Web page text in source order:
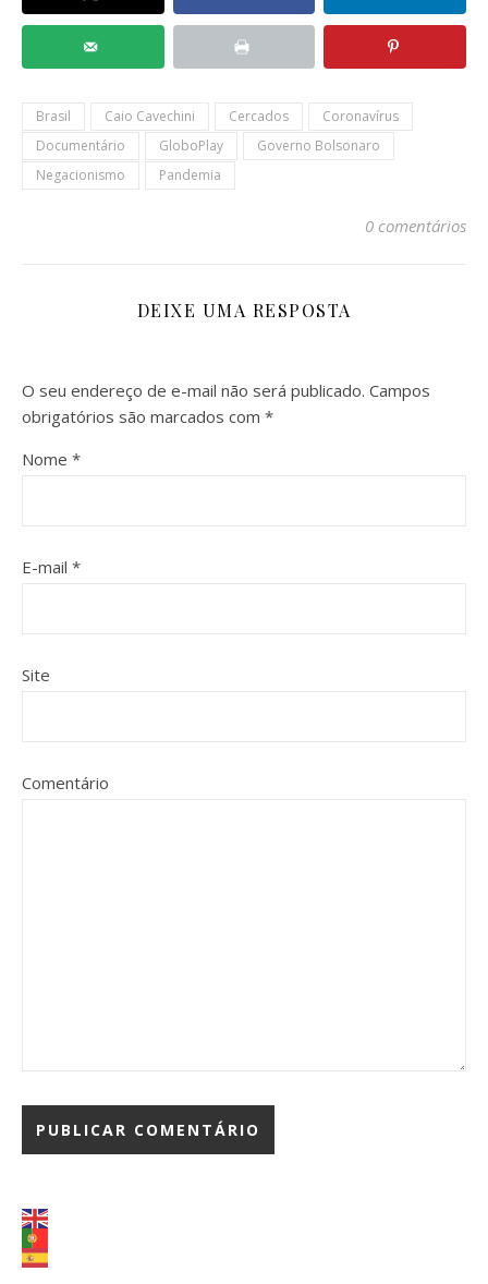
Brasil Caio Cavechini Cercados
Coronavírus
Documentário
GloboPlay
Governo Bolsonaro
Negacionismo
Pandemia
0 comentários
DEIXE UMA RESPOSTA
O seu endereço de e-mail não será publicado. Campos
obrigatórios são marcados com *
Nome *
E-mail *
Site
Comentário